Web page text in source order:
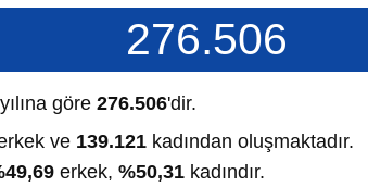
276.506
yılına göre 276.506'dir.
ve 139.121 kadından oluşmaktadır.
erkek, %50,31 kadındır.